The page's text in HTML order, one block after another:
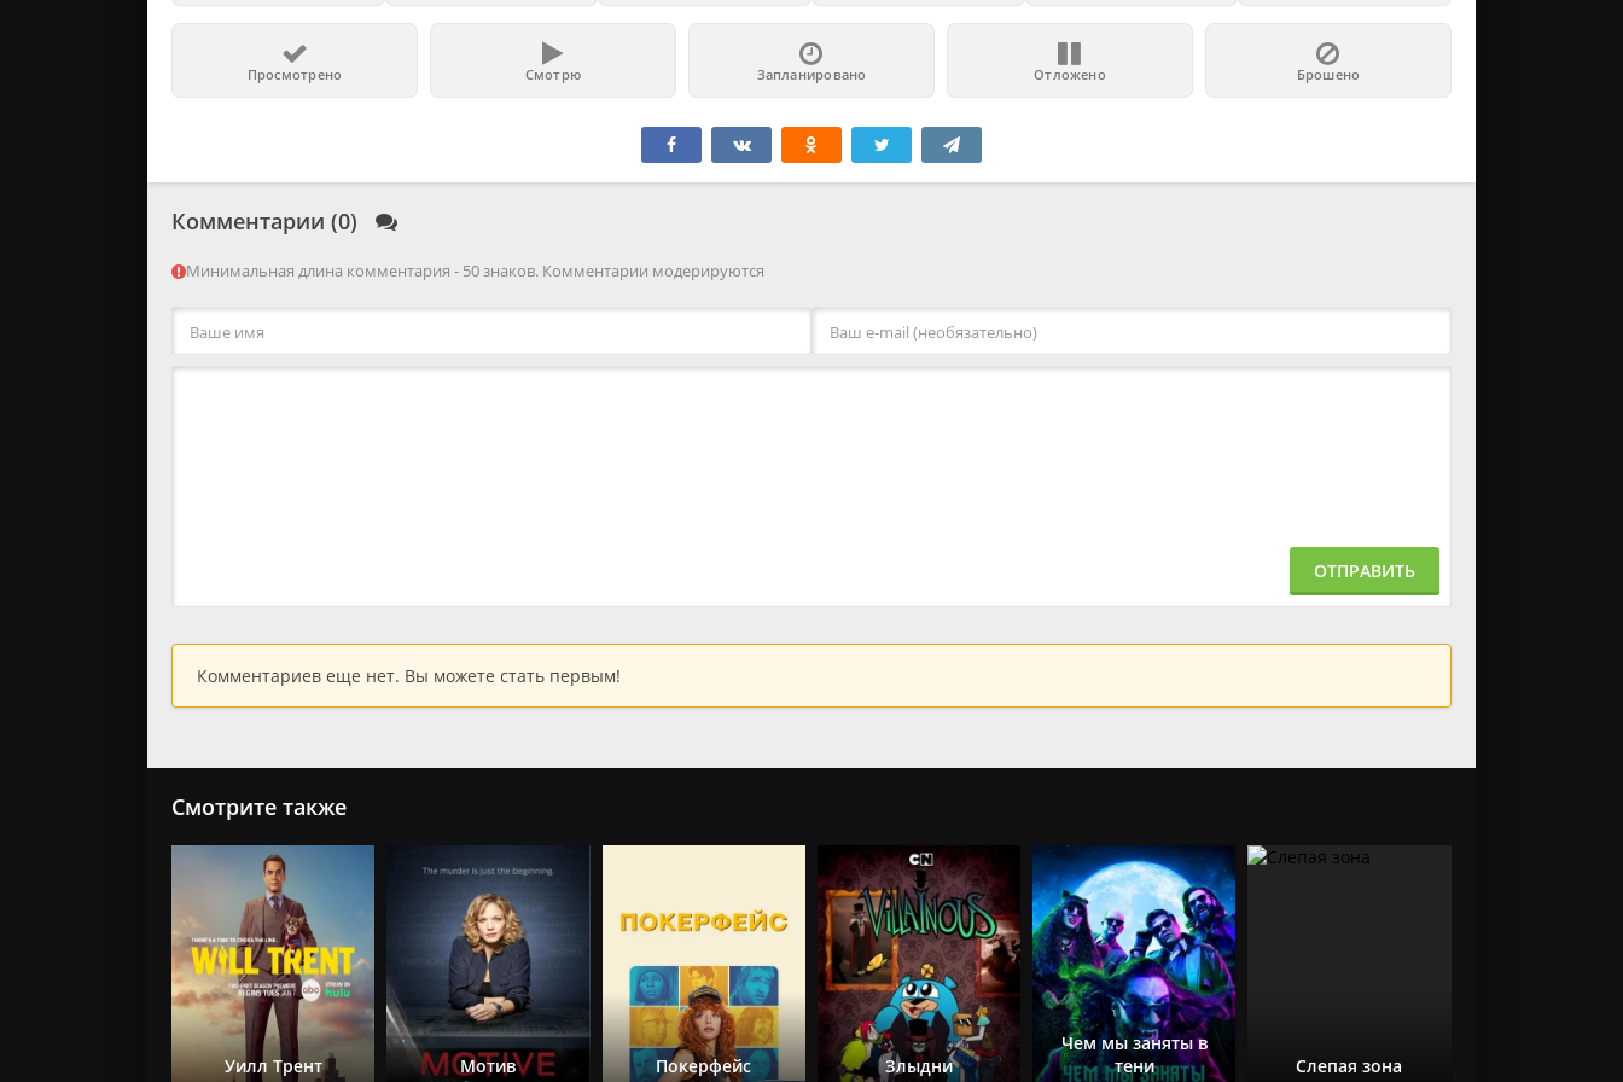
Просмотрено Смотрю Запланировано Отложено Брошено
Комментарии (0)
Минимальная длина комментария - 50 знаков. Комментарии модерируются
ОТПРАВИТЬ
Комментариев еще нет. Вы можете стать первым!
Смотрите также
Уилл Трент Мотив Покерфейс Злыдни
Чем мы заняты в
тени
Слепая зона